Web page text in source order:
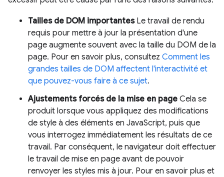
Tailles de DOM importantesLe travail de rendu
requis pour mettre à jour la présentation d'une
page augmente souvent avec la taille du DOM de la
page. Pour en savoir plus, consultez Comment les
grandes tailles de DOM affectent l'interactivité et
que pouvez-vous faire à ce sujet.
Ajustements forcés de la mise en page Cela se
produit lorsque vous appliquez des modifications
de style à des éléments en JavaScript, puis que
vous interrogez immédiatement les résultats de ce
travail. Par conséquent, le navigateur doit effectuer
le travail de mise en page avant de pouvoir
renvoyer les styles mis à jour. Pour en savoir plus et